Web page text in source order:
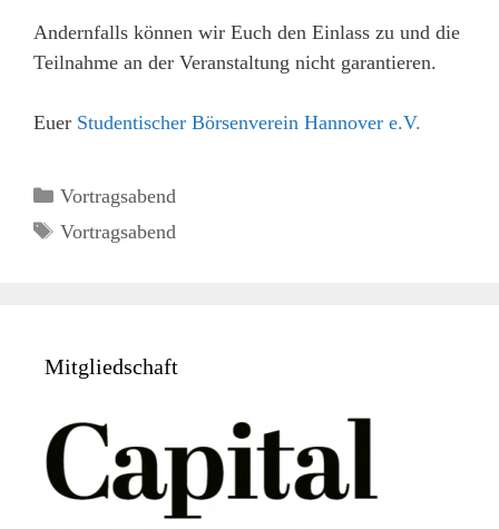
Andernfalls können wir Euch den Einlass zu und die
Teilnahme an der Veranstaltung nicht garantieren.
Euer Studentischer Börsenverein Hannover e.V.
Kategorien
Vortragsabend
Schlagwörter
Vortragsabend
Mitgliedschaft